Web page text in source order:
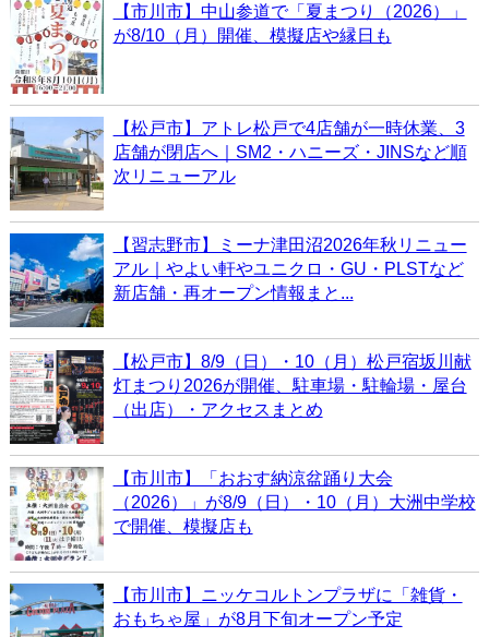
【市川市】中山参道で「夏まつり（2026）」
が8/10（月）開催、模擬店や縁日も
【松戸市】アトレ松戸で4店舗が一時休業、3
店舗が閉店へ｜SM2・ハニーズ・JINSなど順
次リニューアル
【習志野市】ミーナ津田沼2026年秋リニュー
アル｜やよい軒やユニクロ・GU・PLSTなど
新店舗・再オープン情報まと...
【松戸市】8/9（日）・10（月）松戸宿坂川献
灯まつり2026が開催、駐車場・駐輪場・屋台
（出店）・アクセスまとめ
【市川市】「おおす納涼盆踊り大会
（2026）」が8/9（日）・10（月）大洲中学校
で開催、模擬店も
【市川市】ニッケコルトンプラザに「雑貨・
おもちゃ屋」が8月下旬オープン予定